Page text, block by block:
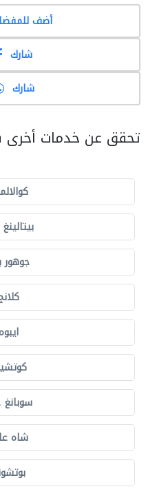
أضف
شارك
شارك
تحقق عن خدمات أخرى
جوهور
سوبانغ
شاه